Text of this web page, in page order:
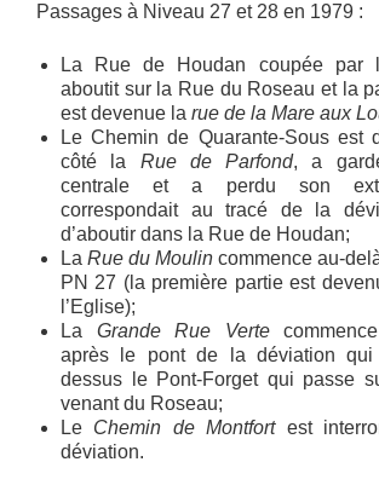
Passages à Niveau 27 et 28 en 1979 :
La Rue de Houdan coupée par
aboutit sur la Rue du Roseau et la
est devenue la rue de la Mare aux
Le Chemin de Quarante-Sous est
côté la Rue de Parfond, a
centrale et a perdu son
correspondait au tracé de la
d’aboutir dans la Rue de Houdan;
La Rue du Moulin commence au-
PN 27 (la première partie est
l’Eglise);
La Grande Rue Verte
après le pont de la déviation qui
dessus le Pont-Forget qui passe
venant du Roseau;
Le Chemin de Montfort est
déviation.